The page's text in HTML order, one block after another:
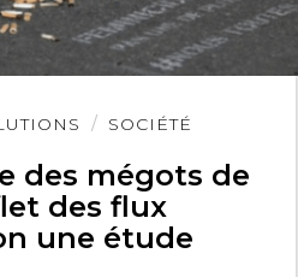
SOCIÉTÉ
des mégots de
des flux
une étude